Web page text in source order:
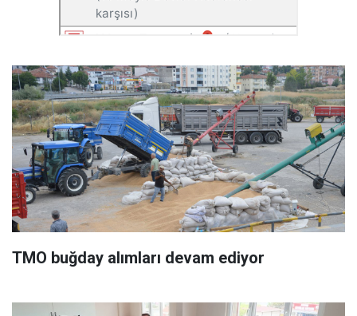
TMO buğday alımları devam ediyor